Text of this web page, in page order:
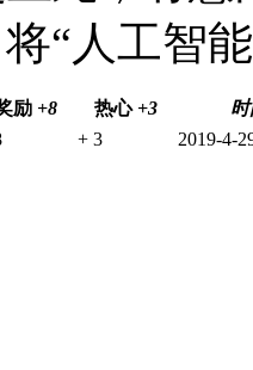
“人工智
励 +8 热心 +3
+ 3 2019-4-